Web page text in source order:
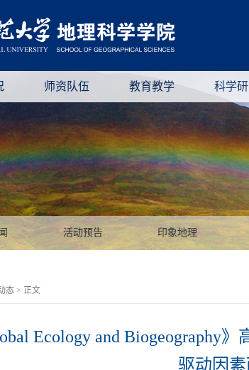
师资队伍 教育教学 科学
活动预告 印象地理
态 > 正文
Ecology and Biogeography
驱动因